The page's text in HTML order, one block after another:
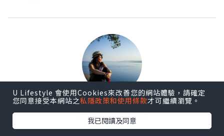
偉大航道。誌
U Lifestyle 會使用Cookies來改善您的網站體驗，請確定
您同意接受本網站之私隱政策和使用條款才可繼續瀏覽。
我已閱讀及同意